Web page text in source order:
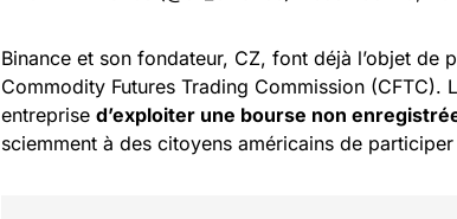
Binance et son fondateur, CZ, font déjà l’objet de
Commodity Futures Trading Commission (CFTC).
entreprise d’exploiter une bourse non
sciemment à des citoyens américains de